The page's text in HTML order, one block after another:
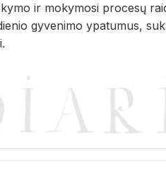
ir mo­ky­mo­si pro­ce­sų
gy­ve­ni­mo ypa­tu­mus,